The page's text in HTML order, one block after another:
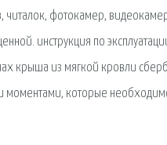
фотокамер,
инструкция по
крыша из мягкой кровли
моментами, которые